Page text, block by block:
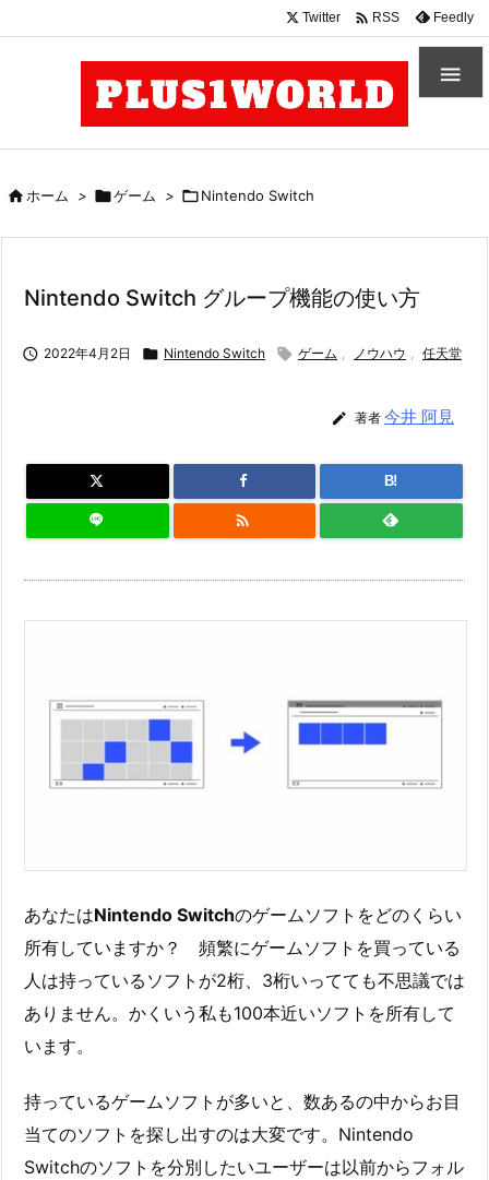

Twitter  RSS Feedly
ホーム > ゲーム > Nintendo Switch
Nintendo Switch グループ機能の使い方
 2022年4月2日  Nintendo Switch  ゲーム , ノウハウ , 任天堂
 著者 今井 阿見
B!

あなたはNintendo Switchのゲームソフトをどのくらい
所有していますか？ 頻繁にゲームソフトを買っている
人は持っているソフトが2桁、3桁いってても不思議では
ありません。かくいう私も100本近いソフトを所有して
います。
持っているゲームソフトが多いと、数あるの中からお目
当てのソフトを探し出すのは大変です。Nintendo
Switchのソフトを分別したいユーザーは以前からフォル